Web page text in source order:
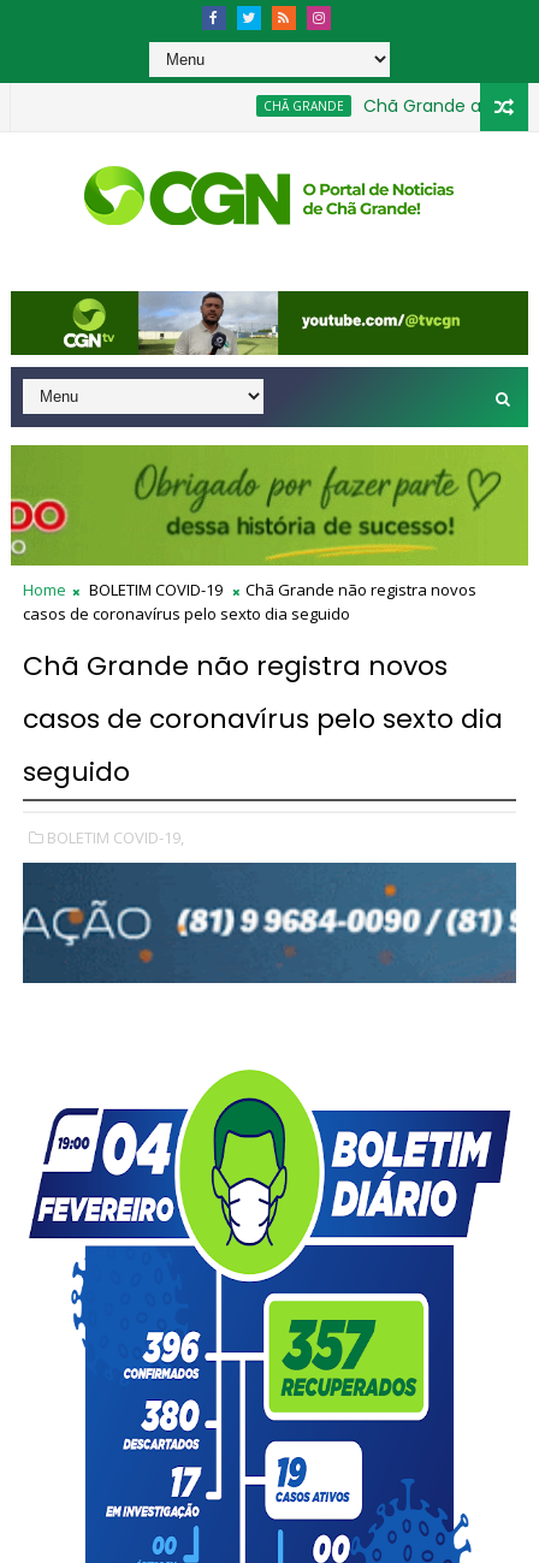
CHÃ GRANDE Chã Grande avança
Home BOLETIM COVID-19
Chã Grande não registra novos
casos de coronavírus pelo sexto dia seguido
Chã Grande não registra novos
casos de coronavírus pelo sexto dia
seguido
BOLETIM COVID-19,